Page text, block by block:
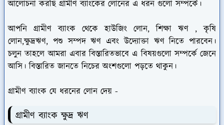
আলোচনা করছি গ্রামীণ ব্যাংকের লোনের এ ধরন গুলো সম্পর্কে।
আপনি গ্রামীণ ব্যাংক থেকে হাউজিং লোন, শিক্ষা ঋণ , কৃষি
লোন,ক্ষুদ্রঋণ, পশু সম্পদ ঋণ এবং উদ্যোক্তা ঋণ নিতে পারবেন।
চলুন তাহলে আমরা এবার বিস্তারিতভাবে এ বিষয়গুলো সম্পর্কে জেনে
আসি। বিস্তারিত জানতে নিচের অংশগুলো পড়তে থাকুন।
গ্রামীণ ব্যাংক যে ধরনের লোন দেয় -
গ্রামীণ ব্যাংক ক্ষুদ্র ঋণ